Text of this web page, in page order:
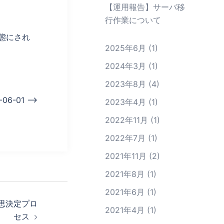
にされ
06-01 –>
決定プロ
セス
【運用報告】サーバ移
行作業について
2025年6月 (1)
2024年3月 (1)
2023年8月 (4)
2023年4月 (1)
2022年11月 (1)
2022年7月 (1)
2021年11月 (2)
2021年8月 (1)
2021年6月 (1)
2021年4月 (1)